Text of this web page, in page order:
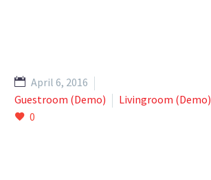
April 6, 2016
Guestroom (Demo)
Livingroom (Demo)
0